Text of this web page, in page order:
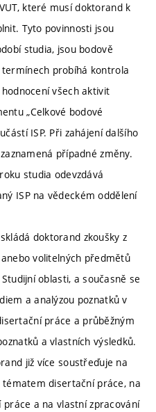
které musí doktorand k
Tyto povinnosti jsou
studia, jsou bodově
probíhá kontrola
všech aktivit
„Celkové bodové
ISP. Při zahájení dalšího
případné změny.
studia odevzdává
ISP na vědeckém oddělení
doktorand zkoušky z
volitelných předmětů
oblasti, a současně se
a analýzou poznatků v
práce a průběžným
a vlastních výsledků.
již více soustřeďuje na
disertační práce, na
a na vlastní zpracování